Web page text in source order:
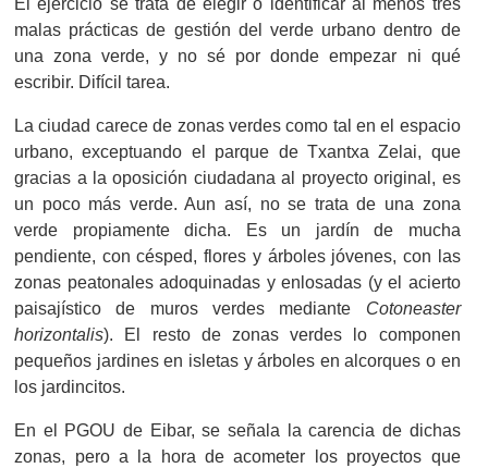
malas prácticas de gestión del verde urbano dentro de
una zona verde, y no sé por donde empezar ni qué
escribir. Difícil tarea.
La ciudad carece de zonas verdes como tal en el espacio
urbano, exceptuando el parque de Txantxa Zelai, que
gracias a la oposición ciudadana al proyecto original, es
un poco más verde. Aun así, no se trata de una zona
verde propiamente dicha. Es un jardín de mucha
pendiente, con césped, flores y árboles jóvenes, con las
zonas peatonales adoquinadas y enlosadas (y el acierto
paisajístico de muros verdes mediante Cotoneaster
horizontalis). El resto de zonas verdes lo componen
pequeños jardines en isletas y árboles en alcorques o en
los jardincitos.
En el PGOU de Eibar, se señala la carencia de dichas
zonas, pero a la hora de acometer los proyectos que